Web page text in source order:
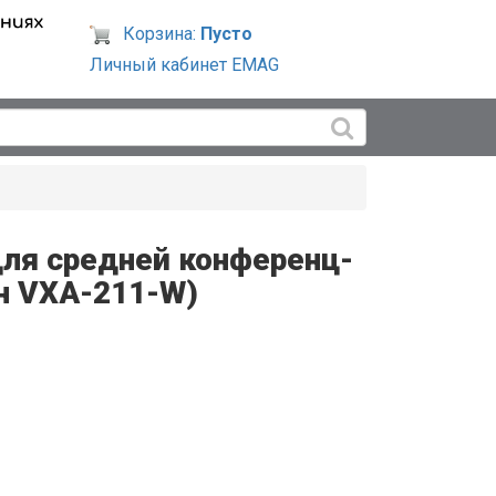
Корзина: Пусто
Личный кабинет EMAG
средней конференц-
VXA-211-W)